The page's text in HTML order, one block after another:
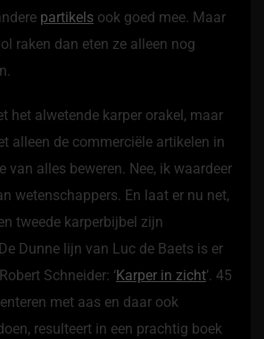
partikels ook goed mee. Maar
raken dan eten ze alleen nog
het alwetende karper orakel, maar
alleen de commerciële artikelen in
van alles beweren. Nee, ik waardeer
wetenschappers. En laat er nu net,
tweede karperbijbel zijn
Dunne lijn van Luc de Baets is er
Schneider: ‘Karper in zicht’. 45
met aas en daar ook
resulteert in een prachtig boek